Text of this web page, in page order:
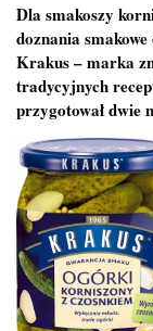
Dla smakoszy
doznania
Krakus – marka
tradycyjnych
przygotował dwie